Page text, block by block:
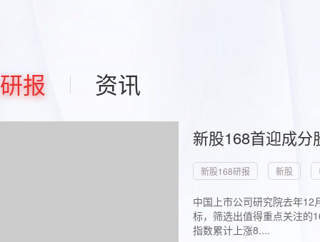
研报 资讯
新股168首迎成
新股168研报 新股
中国上市公司研究院去年
标，筛选出值得重点关注的
指数累计上涨8....